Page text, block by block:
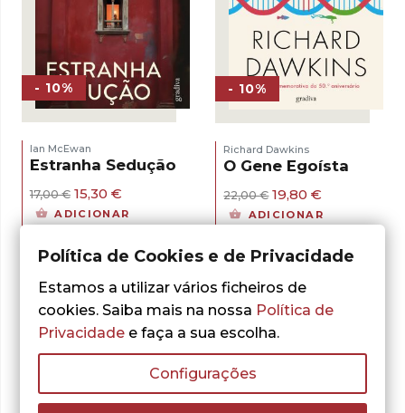
- 10%
Ian McEwan
Estranha Sedução
17,00€ O
preço
original
17,00 €.
15,30 €
preço
atual
15,30 €.
ADICIONAR
- 10%
Richard Dawkins
O Gene Egoísta
22,00€ O
preço
original
22,00 €.
19,80€
preço
atual
19,80 €.
ADICIONAR
Política de Cookies e de Privacidade
Estamos a utilizar vários ficheiros de
cookies. Saiba mais na nossa Política de
Privacidade e faça a sua escolha.
Configurações